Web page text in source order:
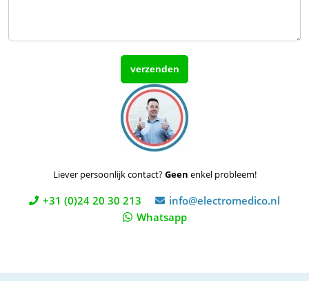
Liever persoonlijk contact?Geen enkel probleem!
+31 (0)24 20 30 213
info@electromedico.nl
Whatsapp